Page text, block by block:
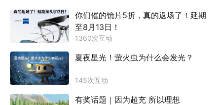
你们催的镜片5折，真的返场了！延期
至8月13日！
1360次互动
夏夜星光！萤火虫为什么会发光？
145次互动
有奖话题｜因为超充 所以理想